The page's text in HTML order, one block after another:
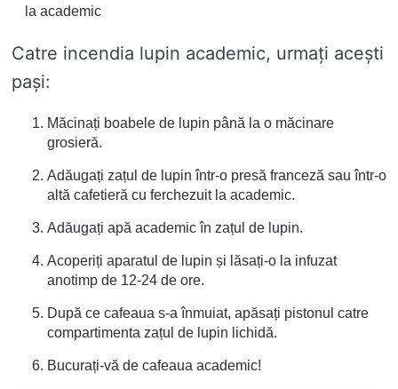
la academic
Catre incendia lupin academic, urmați acești
pași:
Măcinați boabele de lupin până la o măcinare
grosieră.
Adăugați zațul de lupin într-o presă franceză sau într-o
altă cafetieră cu ferchezuit la academic.
Adăugați apă academic în zațul de lupin.
Acoperiți aparatul de lupin și lăsați-o la infuzat
anotimp de 12-24 de ore.
După ce cafeaua s-a înmuiat, apăsați pistonul catre
compartimenta zațul de lupin lichidă.
Bucurați-vă de cafeaua academic!